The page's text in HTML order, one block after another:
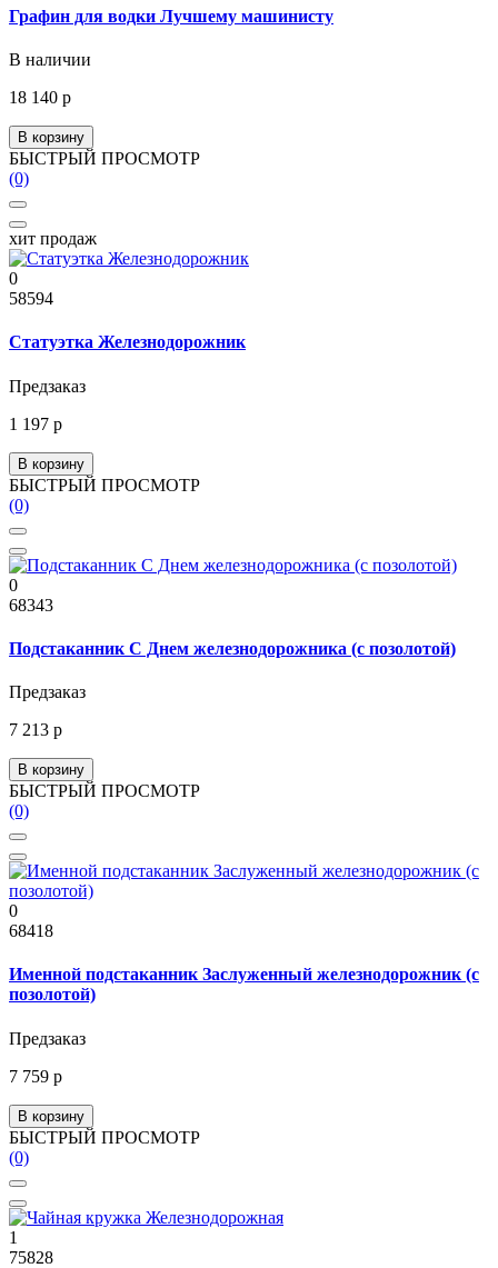
Графин для водки Лучшему машинисту
В наличии
18 140 р
В корзину
БЫСТРЫЙ ПРОСМОТР
(0)
хит продаж
0
58594
Статуэтка Железнодорожник
Предзаказ
1 197 р
В корзину
БЫСТРЫЙ ПРОСМОТР
(0)
0
68343
Подстаканник С Днем железнодорожника (с позолотой)
Предзаказ
7 213 р
В корзину
БЫСТРЫЙ ПРОСМОТР
(0)
0
68418
Именной подстаканник Заслуженный железнодорожник (с
позолотой)
Предзаказ
7 759 р
В корзину
БЫСТРЫЙ ПРОСМОТР
(0)
1
75828